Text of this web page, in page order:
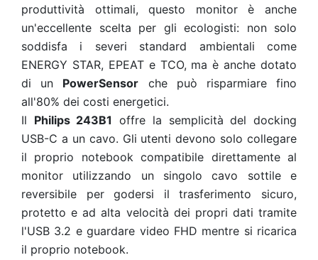
produttività ottimali, questo monitor è anche
un'eccellente scelta per gli ecologisti: non solo
soddisfa i severi standard ambientali come
ENERGY STAR, EPEAT e TCO, ma è anche dotato
di un PowerSensor che può risparmiare fino
all'80% dei costi energetici.
Il Philips 243B1 offre la semplicità del docking
USB-C a un cavo. Gli utenti devono solo collegare
il proprio notebook compatibile direttamente al
monitor utilizzando un singolo cavo sottile e
reversibile per godersi il trasferimento sicuro,
protetto e ad alta velocità dei propri dati tramite
l'USB 3.2 e guardare video FHD mentre si ricarica
il proprio notebook.